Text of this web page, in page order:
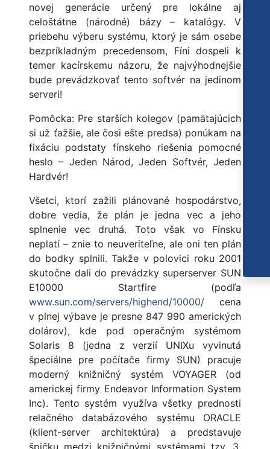
novej generácie určený pre lokálne aj
celoštátne (národné) bázy – katalógy. V
priebehu výberu systému, ktorý je sám osebe
bezpríkladným precedensom, Fíni dospeli k
temer kacírskemu názoru, že najvýhodnejšie
bude prevádzkovať tento softvér na jedinom
serveri!
Pomôcka: Pre starších kolegov (pamätajúcich
si už ťažšie, ale čosi ešte predsa) ponúkam na
fixáciu podstaty fínskeho riešenia pomocné
heslo – Jeden Národ, Jeden Softvér, Jeden
Hardvér!
Všetci, ktorí zažili plánované hospodárstvo,
dobre vedia, že plán je jedna vec a jeho
splnenie vec druhá. Toto však vo Fínsku
neplatí – znie to neuveriteľne, ale oni ten plán
do bodky splnili. Takže v polovici roku 2001
skutočne dali do prevádzky superserver SUN
E10000 Startfire (podľa
www.sun.com/servers/highend/10000/ cena
v plnej výbave je presne 847 990 amerických
dolárov), kde pod operačným systémom
Solaris 8 (jedna z verzií UNIXu vyvinutá
špeciálne pre počítače firmy SUN) pracuje
moderný knižničný systém VOYAGER (od
americkej firmy Endeavor Information System
Inc). Tento systém využíva všetky prednosti
relačného databázového systému ORACLE
(klient-server architektúra) a predstavuje